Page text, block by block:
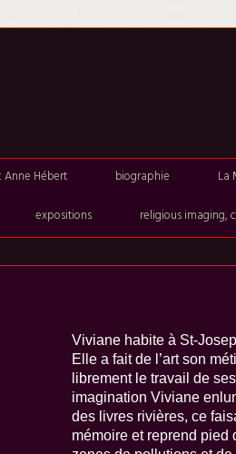
Anne Hébert biographie La
expositions religious imaging,
Viviane habite à St-
Elle a fait de l’art son
librement le travail de
imagination Viviane
des livres rivières, ce
mémoire et reprend pied